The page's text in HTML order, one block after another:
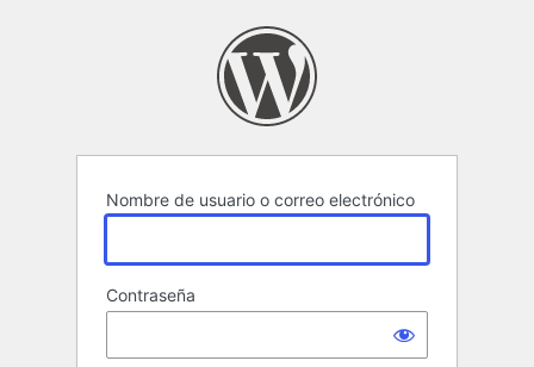
Nombre de usuario o correo electrónico
Contraseña